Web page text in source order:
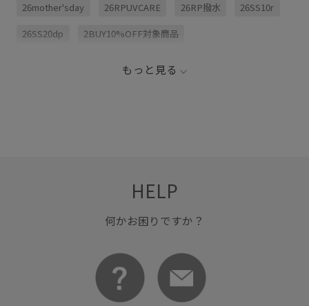
26mother'sday 26RPUVCARE 26RP撥水 26SS10r
26SS20dp 2BUY10%OFF対象商品
快適 抗菌防臭
撥水加工 旅行 機能素材
もっと見る
HELP
何かお困りですか？